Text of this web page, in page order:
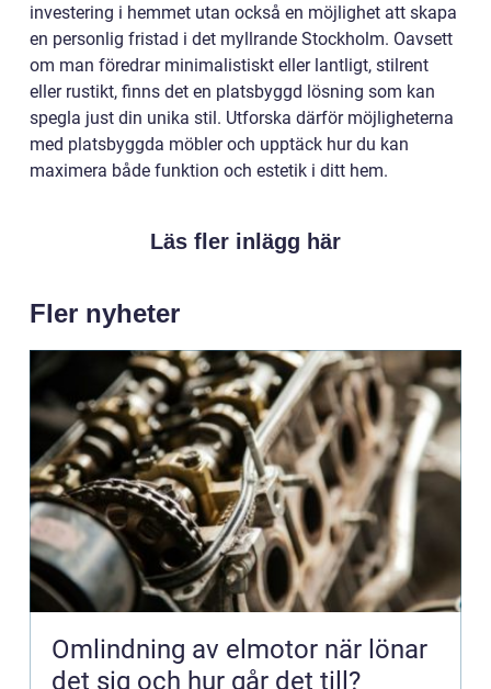
investering i hemmet utan också en möjlighet att skapa
en personlig fristad i det myllrande Stockholm. Oavsett
om man föredrar minimalistiskt eller lantligt, stilrent
eller rustikt, finns det en platsbyggd lösning som kan
spegla just din unika stil. Utforska därför möjligheterna
med platsbyggda möbler och upptäck hur du kan
maximera både funktion och estetik i ditt hem.
Läs fler inlägg här
Fler nyheter
Omlindning av elmotor när lönar
det sig och hur går det till?